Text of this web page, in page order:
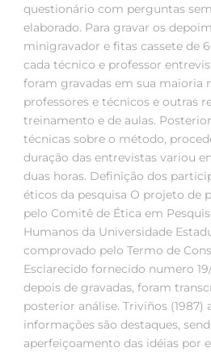
questionário com perguntas
elaborado. Para gravar os
minigravador e fitas cassete de
cada técnico e professor
foram gravadas em sua maioria
professores e técnicos e outras
treinamento e de aulas.
técnicas sobre o método,
duração das entrevistas variou
duas horas. Definição dos
éticos da pesquisa O projeto de
pelo Comitê de Ética em
Humanos da Universidade
comprovado pelo Termo de
Esclarecido fornecido numero
depois de gravadas, foram
posterior análise. Triviños (1987)
informações são destaques,
aperfeiçoamento das idéias por